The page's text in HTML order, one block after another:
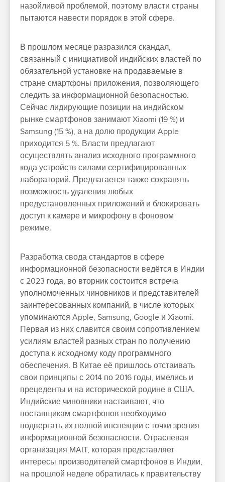
назойливой проблемой, поэтому власти страны
пытаются навести порядок в этой сфере.
В прошлом месяце разразился скандал,
связанный с инициативой индийских властей по
обязательной установке на продаваемые в
стране смартфоны приложения, позволяющего
следить за информационной безопасностью.
Сейчас лидирующие позиции на индийском
рынке смартфонов занимают Xiaomi (19 %) и
Samsung (15 %), а на долю продукции Apple
приходится 5 %. Власти предлагают
осуществлять анализ исходного программного
кода устройств силами сертифицированных
лабораторий. Предлагается также сохранять
возможность удаления любых
предустановленных приложений и блокировать
доступ к камере и микрофону в фоновом
режиме.
Разработка свода стандартов в сфере
информационной безопасности ведётся в Индии
с 2023 года, во вторник состоится встреча
уполномоченных чиновников и представителей
заинтересованных компаний, в числе которых
упоминаются Apple, Samsung, Google и Xiaomi.
Первая из них славится своим сопротивлением
усилиям властей разных стран по получению
доступа к исходному коду программного
обеспечения. В Китае её пришлось отстаивать
свои принципы с 2014 по 2016 годы, имелись и
прецеденты и на исторической родине в США.
Индийские чиновники настаивают, что
поставщикам смартфонов необходимо
подвергать их полной инспекции с точки зрения
информационной безопасности. Отраслевая
организация MAIT, которая представляет
интересы производителей смартфонов в Индии,
на прошлой неделе обратилась к правительству